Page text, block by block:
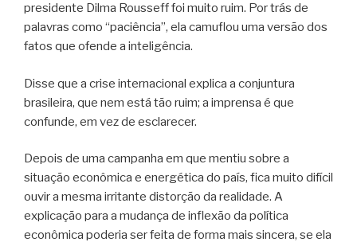
presidente Dilma Rousseff foi muito ruim. Por trás de
palavras como “paciência”, ela camuflou uma versão dos
fatos que ofende a inteligência.
Disse que a crise internacional explica a conjuntura
brasileira, que nem está tão ruim; a imprensa é que
confunde, em vez de esclarecer.
Depois de uma campanha em que mentiu sobre a
situação econômica e energética do país, fica muito difícil
ouvir a mesma irritante distorção da realidade. A
explicação para a mudança de inflexão da política
econômica poderia ser feita de forma mais sincera, se ela